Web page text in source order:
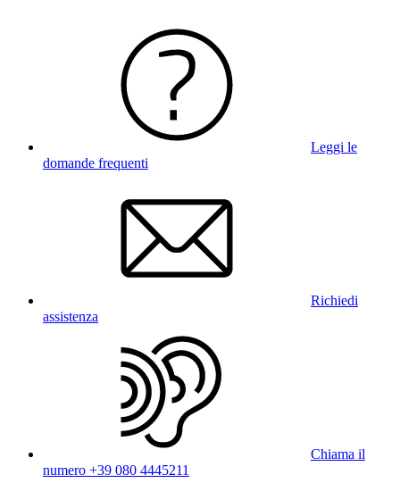
Leggi le
domande frequenti
Richiedi
assistenza
Chiama il
numero +39 080 4445211